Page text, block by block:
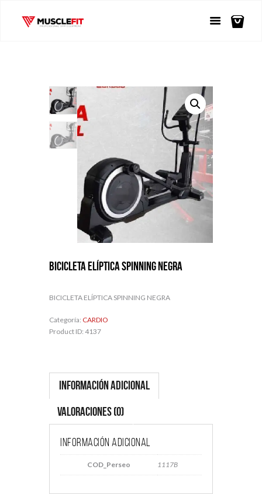
BICICLETA ELÍPTICA SPINNING NEGRA
BICICLETA ELÍPTICA SPINNING NEGRA
Categoría: CARDIO
Product ID: 4137
Información adicional
Valoraciones (0)
Información adicional
COD_Perseo 1117B